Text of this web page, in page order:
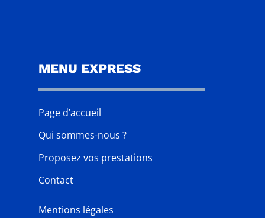
MENU EXPRESS
Page d’accueil
Qui sommes-nous ?
Proposez vos prestations
Contact
Mentions légales